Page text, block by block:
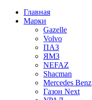
Главная
Марки
Gazelle
Volvo
ПАЗ
ЯМЗ
NEFAZ
Shacman
Mercedes Benz
Газон Next